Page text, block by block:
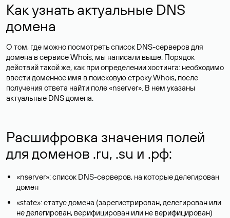
Как узнать актуальные DNS
домена
О том, где можно посмотреть список DNS-серверов для
домена в сервисе Whois, мы написали выше. Порядок
действий такой же, как при определении хостинга: необходимо
ввести доменное имя в поисковую строку Whois, после
получения ответа найти поле «nserver». В нем указаны
актуальные DNS домена.
Расшифровка значения полей
для доменов .ru, .su и .рф:
«nserver»: список DNS-серверов, на которые делегирован
домен
«state»: статус домена (зарегистрирован, делегирован или
не делегирован, верифицирован или не верифицирован)